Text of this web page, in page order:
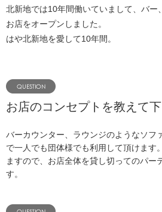
北新地では10年間働いていまして、バー
お店をオープンしました。
はや北新地を愛して10年間。
お店のコンセプトを教えて下
バーカウンター、ラウンジのようなソフ
で一人でも団体様でも利用して頂けます
ますので、お店全体を貸し切ってのパー
す。